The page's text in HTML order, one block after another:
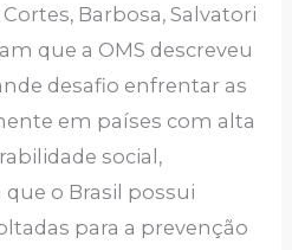
Barbosa, Salvatori
que a OMS descreveu
desafio enfrentar as
em países com alta
social,
o Brasil possui
para a prevenção